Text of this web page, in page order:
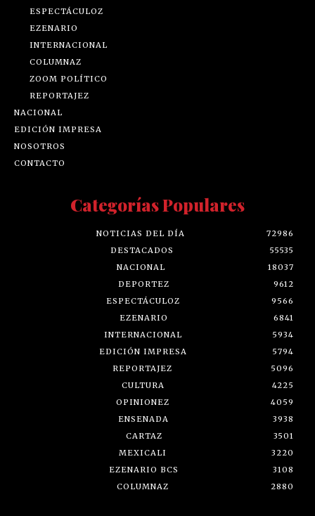
ESPECTÁCULOZ
EZENARIO
INTERNACIONAL
COLUMNAZ
ZOOM POLÍTICO
REPORTAJEZ
NACIONAL
EDICIÓN IMPRESA
NOSOTROS
CONTACTO
Categorías Populares
NOTICIAS DEL DÍA
72986
DESTACADOS
55535
NACIONAL
18037
DEPORTEZ
9612
ESPECTÁCULOZ
9566
EZENARIO
6841
INTERNACIONAL
5934
EDICIÓN IMPRESA
5794
REPORTAJEZ
5096
CULTURA
4225
OPINIONEZ
4059
ENSENADA
3938
CARTAZ
3501
MEXICALI
3220
EZENARIO BCS
3108
COLUMNAZ
2880